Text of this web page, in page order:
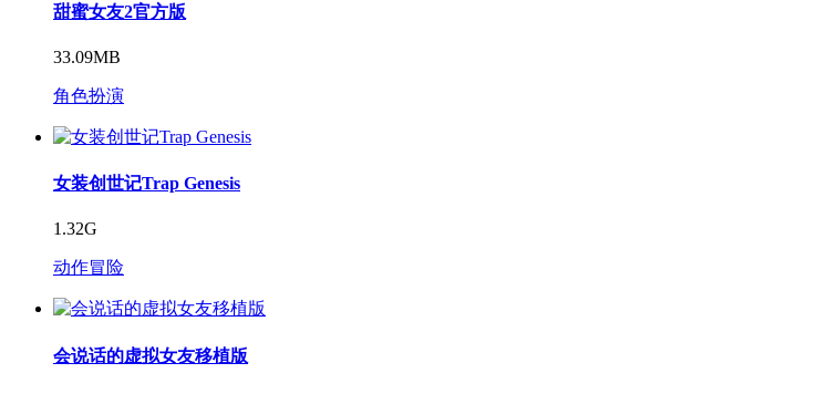
甜蜜女友2官方版
33.09MB
角色扮演
女装创世记Trap Genesis
1.32G
动作冒险
会说话的虚拟女友移植版